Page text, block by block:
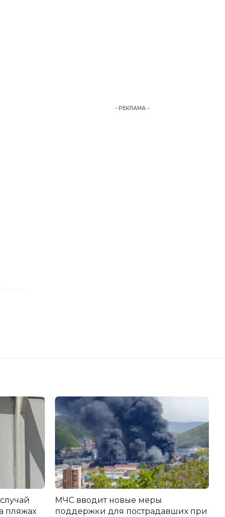
- РЕКЛАМА -
пляжах
МЧС вводит новые меры
поддержки для пострадавших при